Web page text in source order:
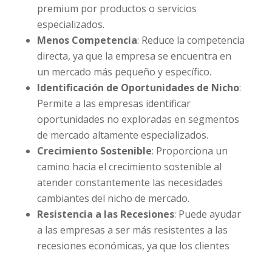
premium por productos o servicios
especializados.
Menos Competencia: Reduce la competencia
directa, ya que la empresa se encuentra en
un mercado más pequeño y específico.
Identificación de Oportunidades de Nicho:
Permite a las empresas identificar
oportunidades no exploradas en segmentos
de mercado altamente especializados.
Crecimiento Sostenible: Proporciona un
camino hacia el crecimiento sostenible al
atender constantemente las necesidades
cambiantes del nicho de mercado.
Resistencia a las Recesiones: Puede ayudar
a las empresas a ser más resistentes a las
recesiones económicas, ya que los clientes